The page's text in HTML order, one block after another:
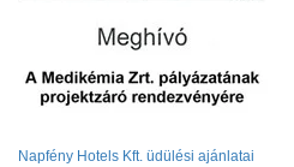
Napfény Hotels Kft. üdülési ajánlatai